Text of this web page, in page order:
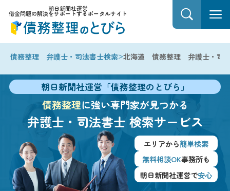
朝日新聞社運営
借金問題の解決をサポートするポータルサイト
債務整理 弁護士・司法書士検索>北海道 債務整理 弁護士・司
朝日新聞社運営「債務整理のとびら」
債務整理に強い専門家が見つかる
弁護士・司法書士 検索サービス
エリアから簡単検索
無料相談OK事務所も
朝日新聞社運営で安心